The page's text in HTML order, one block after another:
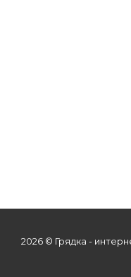
2026 © Грядка -